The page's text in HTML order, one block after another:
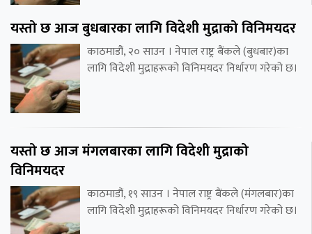
यस्तो छ आज बुधबारका लागि विदेशी मुद्राको विनिमयदर
काठमाडौं, २० साउन । नेपाल राष्ट्र बैंकले (बुधबार)का
लागि विदेशी मुद्राहरूको विनिमयदर निर्धारण गरेको छ।
यस्तो छ आज मंगलबारका लागि विदेशी मुद्राको
विनिमयदर
काठमाडौं, १९ साउन । नेपाल राष्ट्र बैंकले (मंगलबार)का
लागि विदेशी मुद्राहरूको विनिमयदर निर्धारण गरेको छ।